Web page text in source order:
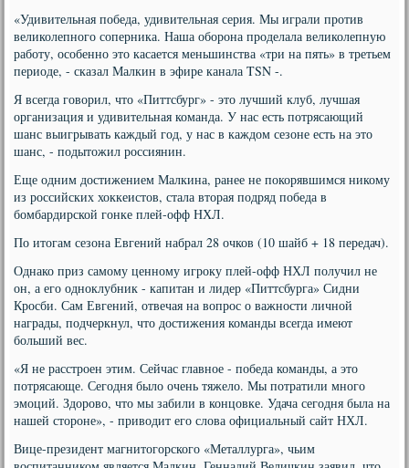
«Удивительная победа, удивительная серия. Мы играли против
великолепного соперника. Наша оборона проделала великолепную
работу, особенно это касается меньшинства «три на пять» в третьем
периоде, - сказал Малкин в эфире канала TSN -.
Я всегда говорил, что «Питтсбург» - это лучший клуб, лучшая
организация и удивительная команда. У нас есть потрясающий
шанс выигрывать каждый год, у нас в каждом сезоне есть на это
шанс, - подытожил россиянин.
Еще одним достижением Малкина, ранее не покорявшимся никому
из российских хоккеистов, стала вторая подряд победа в
бомбардирской гонке плей-офф НХЛ.
По итогам сезона Евгений набрал 28 очков (10 шайб + 18 передач).
Однако приз самому ценному игроку плей-офф НХЛ получил не
он, а его одноклубник - капитан и лидер «Питтсбурга» Сидни
Кросби. Сам Евгений, отвечая на вопрос о важности личной
награды, подчеркнул, что достижения команды всегда имеют
больший вес.
«Я не расстроен этим. Сейчас главное - победа команды, а это
потрясающе. Сегодня было очень тяжело. Мы потратили много
эмоций. Здорово, что мы забили в концовке. Удача сегодня была на
нашей стороне», - приводит его слова официальный сайт НХЛ.
Вице-президент магнитогорского «Металлурга», чьим